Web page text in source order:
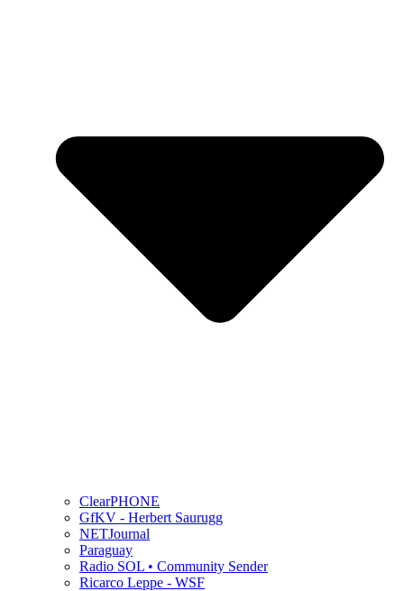
ClearPHONE
GfKV - Herbert Saurugg
NETJournal
Paraguay
Radio SOL • Community Sender
Ricarco Leppe - WSF